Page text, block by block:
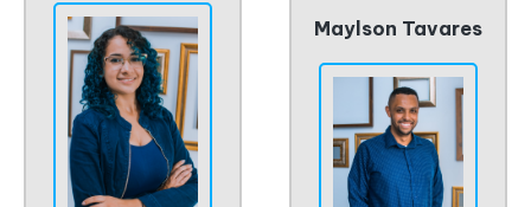
Maylson Tavares